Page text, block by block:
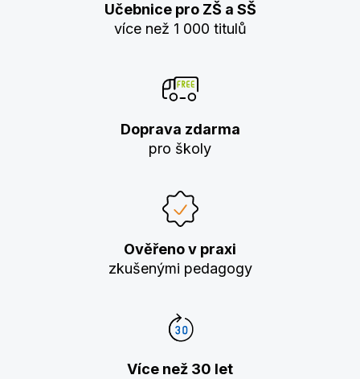
Učebnice pro ZŠ a SŠ
více než 1 000 titulů
Doprava zdarma
pro školy
Ověřeno v praxi
zkušenými pedagogy
Více než 30 let